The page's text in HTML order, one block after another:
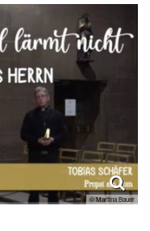
© Martina Bauer